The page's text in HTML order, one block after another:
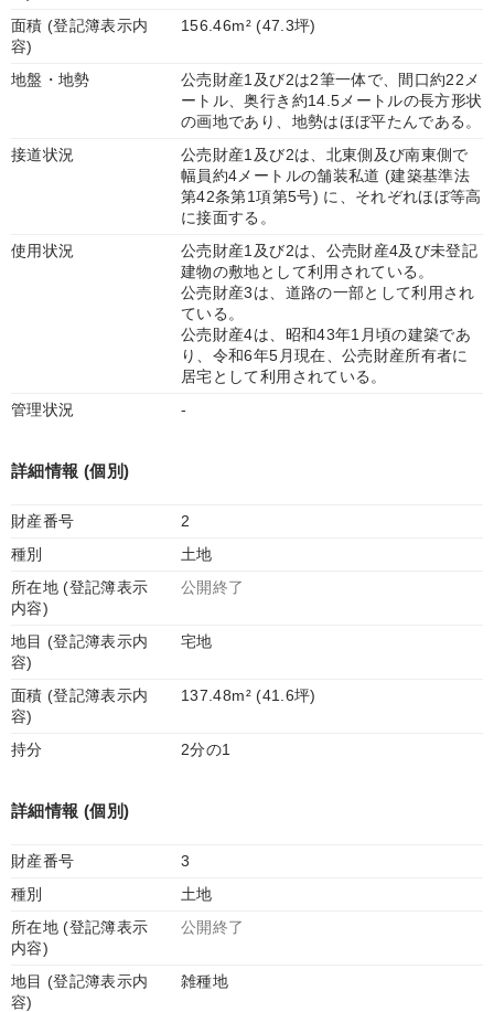
面積 (登記簿表示内
容)
156.46m² (47.3坪)
地盤・地勢
公売財産1及び2は2筆一体で、間口約22メ
ートル、奥行き約14.5メートルの長方形状
の画地であり、地勢はほぼ平たんである。
接道状況
公売財産1及び2は、北東側及び南東側で
幅員約4メートルの舗装私道 (建築基準法
第42条第1項第5号) に、それぞれほぼ等高
に接面する。
使用状況
公売財産1及び2は、公売財産4及び未登記
建物の敷地として利用されている。
公売財産3は、道路の一部として利用され
ている。
公売財産4は、昭和43年1月頃の建築であ
り、令和6年5月現在、公売財産所有者に
居宅として利用されている。
管理状況
-
詳細情報 (個別)
財産番号
2
種別
土地
所在地 (登記簿表示
内容)
公開終了
地目 (登記簿表示内
容)
宅地
面積 (登記簿表示内
容)
137.48m² (41.6坪)
持分 2分の1
詳細情報 (個別)
財産番号
3
種別
土地
所在地 (登記簿表示
内容)
公開終了
地目 (登記簿表示内
容)
雑種地